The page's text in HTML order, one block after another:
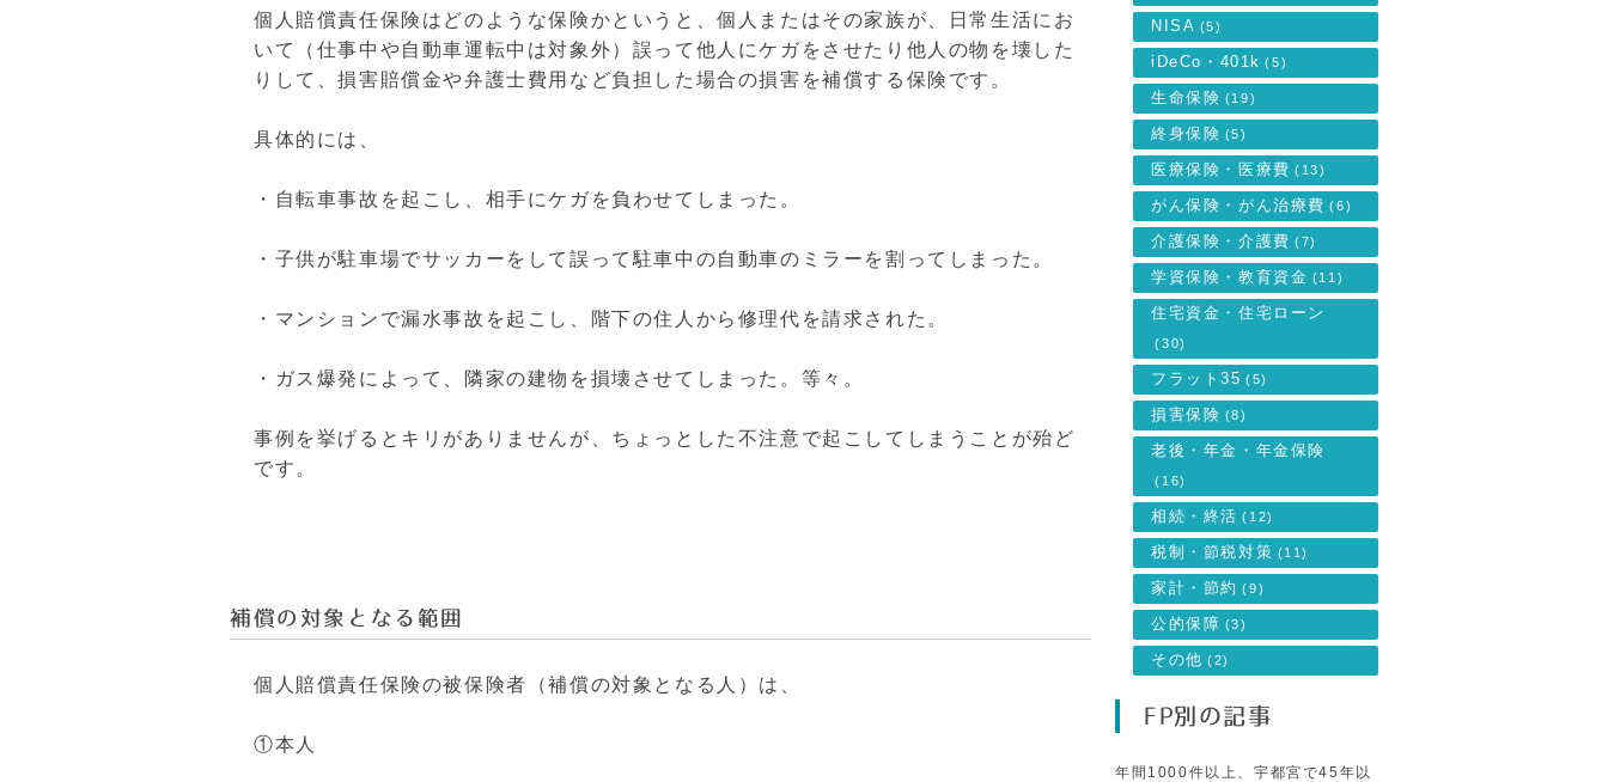
個人賠償責任保険はどのような保険かというと、個人またはその家族が、日常生活にお
いて（仕事中や自動車運転中は対象外）誤って他人にケガをさせたり他人の物を壊した
りして、損害賠償金や弁護士費用など負担した場合の損害を補償する保険です。
具体的には、
・自転車事故を起こし、相手にケガを負わせてしまった。
・子供が駐車場でサッカーをして誤って駐車中の自動車のミラーを割ってしまった。
・マンションで漏水事故を起こし、階下の住人から修理代を請求された。
・ガス爆発によって、隣家の建物を損壊させてしまった。等々。
事例を挙げるとキリがありませんが、ちょっとした不注意で起こしてしまうことが殆ど
です。
補償の対象となる範囲
個人賠償責任保険の被保険者（補償の対象となる人）は、
①本人
NISA (5)
iDeCo・401k (5)
生命保険 (19)
終身保険 (5)
医療保険・医療費 (13)
がん保険・がん治療費 (6)
介護保険・介護費 (7)
学資保険・教育資金 (11)
住宅資金・住宅ローン
(30)
フラット35 (5)
損害保険 (8)
老後・年金・年金保険
(16)
相続・終活 (12)
税制・節税対策 (11)
家計・節約 (9)
公的保障 (3)
その他 (2)
FP別の記事
年間1000件以上、宇都宮で45年以